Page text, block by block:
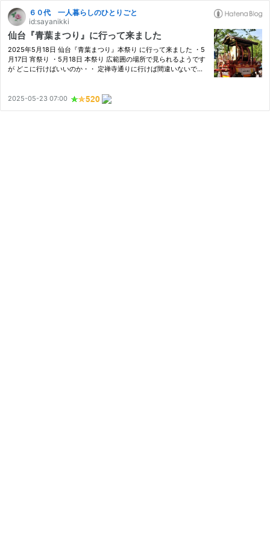
６０代 一人暮らしのひとりごと
id:sayanikki
仙台『青葉まつり』に行って来ました
2025年5月18日 仙台『青葉まつり』本祭り に行って来ました ・5
月17日 宵祭り ・5月18日 本祭り 広範囲の場所で見られるようです
が どこに行けばいいのか・・ 定禅寺通りに行けば間違いないでし
2025-05-23 07:00